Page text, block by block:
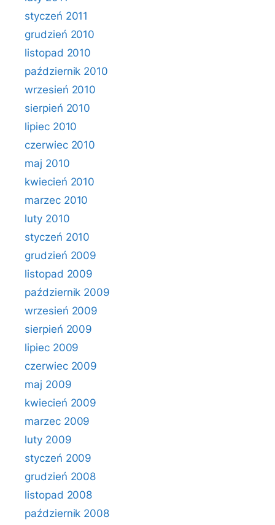
styczeń 2011
grudzień 2010
listopad 2010
październik 2010
wrzesień 2010
sierpień 2010
lipiec 2010
czerwiec 2010
maj 2010
kwiecień 2010
marzec 2010
luty 2010
styczeń 2010
grudzień 2009
listopad 2009
październik 2009
wrzesień 2009
sierpień 2009
lipiec 2009
czerwiec 2009
maj 2009
kwiecień 2009
marzec 2009
luty 2009
styczeń 2009
grudzień 2008
listopad 2008
październik 2008